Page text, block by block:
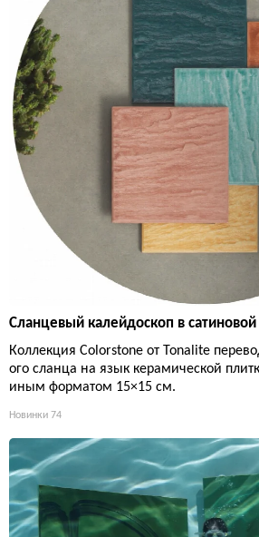
Сланцевый калейдоскоп в сатиновой
Коллекция Colorstone от Tonalite
ого сланца на язык керамической
иным форматом 15×15 см.
Новинки 74